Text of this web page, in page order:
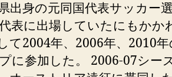
出身の元同国代表サッカー
表に出場していたにもかか
て2004年、2006年、2010年
に参加した。 2006-07シー